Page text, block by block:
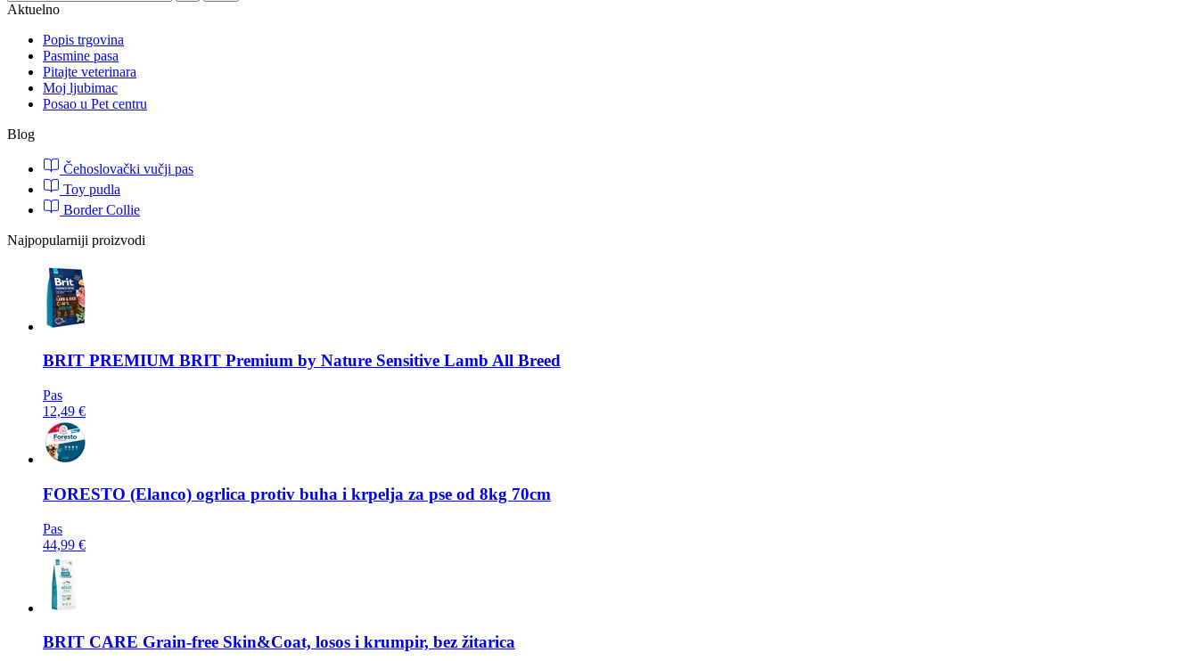
Aktuelno
Popis trgovina
Pasmine pasa
Pitajte veterinara
Moj ljubimac
Posao u Pet centru
Blog
Čehoslovački vučji pas
Toy pudla
Border Collie
Najpopularniji proizvodi
BRIT PREMIUM BRIT Premium by Nature Sensitive Lamb All Breed
Pas
12,49 €
FORESTO (Elanco) ogrlica protiv buha i krpelja za pse od 8kg 70cm
Pas
44,99 €
BRIT CARE Grain-free Skin&Coat, losos i krumpir, bez žitarica